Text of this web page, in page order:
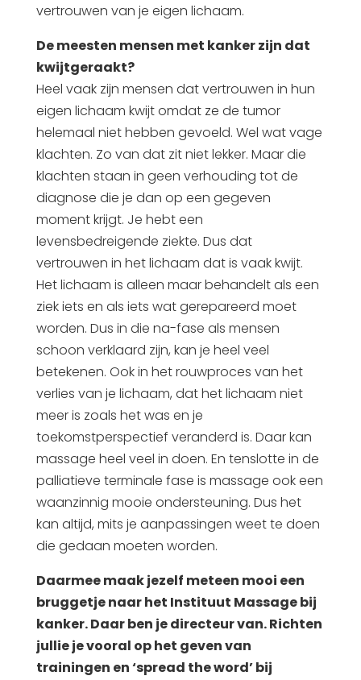
vertrouwen van je eigen lichaam.
De meesten mensen met kanker zijn dat
kwijtgeraakt?
Heel vaak zijn mensen dat vertrouwen in hun
eigen lichaam kwijt omdat ze de tumor
helemaal niet hebben gevoeld. Wel wat vage
klachten. Zo van dat zit niet lekker. Maar die
klachten staan in geen verhouding tot de
diagnose die je dan op een gegeven
moment krijgt. Je hebt een
levensbedreigende ziekte. Dus dat
vertrouwen in het lichaam dat is vaak kwijt.
Het lichaam is alleen maar behandelt als een
ziek iets en als iets wat gerepareerd moet
worden. Dus in die na-fase als mensen
schoon verklaard zijn, kan je heel veel
betekenen. Ook in het rouwproces van het
verlies van je lichaam, dat het lichaam niet
meer is zoals het was en je
toekomstperspectief veranderd is. Daar kan
massage heel veel in doen. En tenslotte in de
palliatieve terminale fase is massage ook een
waanzinnig mooie ondersteuning. Dus het
kan altijd, mits je aanpassingen weet te doen
die gedaan moeten worden.
Daarmee maak jezelf meteen mooi een
bruggetje naar het Instituut Massage bij
kanker. Daar ben je directeur van. Richten
jullie je vooral op het geven van
trainingen en ‘spread the word’ bij